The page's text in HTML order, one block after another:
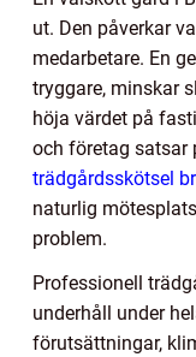
ut. Den påverkar
medarbetare. En
tryggare, minskar
höja värdet på
och företag satsar
trädgårdsskötsel
naturlig
problem.
Professionell
underhåll under
förutsättningar,